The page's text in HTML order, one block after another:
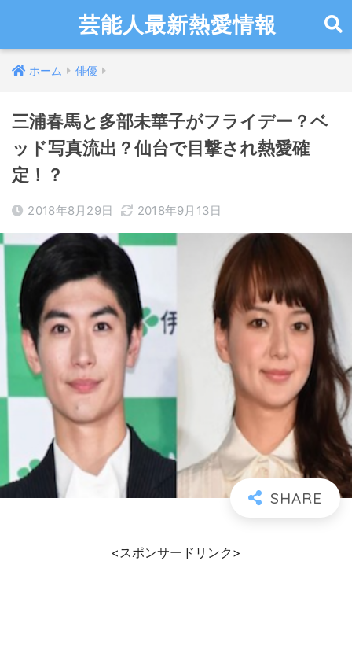
芸能人最新熱愛情報
ホーム 俳優
三浦春馬と多部未華子がフライデー？ベ
ッド写真流出？仙台で目撃され熱愛確
定！？
2018年8月29日 2018年9月13日
<スポンサードリンク>